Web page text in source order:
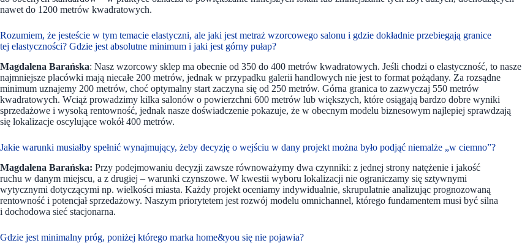
nawet do 1200 metrów kwadratowych.
Rozumiem, że jesteście w tym temacie elastyczni, ale jaki jest metraż wzorcowego salonu i gdzie dokładnie przebiegają granice
tej elastyczności? Gdzie jest absolutne minimum i jaki jest górny pułap?
Magdalena Barańska: Nasz wzorcowy sklep ma obecnie od 350 do 400 metrów kwadratowych. Jeśli chodzi o elastyczność, to nasze
najmniejsze placówki mają niecałe 200 metrów, jednak w przypadku galerii handlowych nie jest to format pożądany. Za rozsądne
minimum uznajemy 200 metrów, choć optymalny start zaczyna się od 250 metrów. Górna granica to zazwyczaj 550 metrów
kwadratowych. Wciąż prowadzimy kilka salonów o powierzchni 600 metrów lub większych, które osiągają bardzo dobre wyniki
sprzedażowe i wysoką rentowność, jednak nasze doświadczenie pokazuje, że w obecnym modelu biznesowym najlepiej sprawdzają
się lokalizacje oscylujące wokół 400 metrów.
Jakie warunki musiałby spełnić wynajmujący, żeby decyzję o wejściu w dany projekt można było podjąć niemalże „w ciemno”?
Magdalena Barańska: Przy podejmowaniu decyzji zawsze równoważymy dwa czynniki: z jednej strony natężenie i jakość
ruchu w danym miejscu, a z drugiej – warunki czynszowe. W kwestii wyboru lokalizacji nie ograniczamy się sztywnymi
wytycznymi dotyczącymi np. wielkości miasta. Każdy projekt oceniamy indywidualnie, skrupulatnie analizując prognozowaną
rentowność i potencjał sprzedażowy. Naszym priorytetem jest rozwój modelu omnichannel, którego fundamentem musi być silna
i dochodowa sieć stacjonarna.
Gdzie jest minimalny próg, poniżej którego marka home&you się nie pojawia?